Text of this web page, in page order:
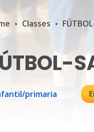
Classes
primaria